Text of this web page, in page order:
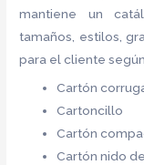
mantiene un
tamaños, estilos,
para el cliente
Cartón
Cartoncillo
Cartón
Cartón nido